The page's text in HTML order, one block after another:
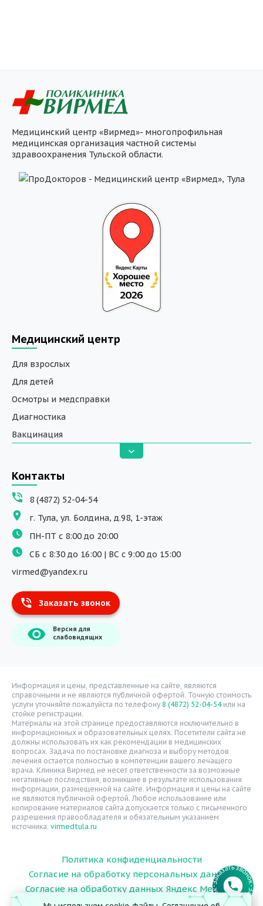
Медицинский центр «Вирмед»- многопрофильная
медицинская организация частной системы
здравоохранения Тульской области.
Медицинский центр
Для взрослых
Для детей
Осмотры и медсправки
Диагностика
Вакцинация
Вызов на дом
ДНК исследования
Программы обучения
Физиотерапия
ДМС
Массаж
Тест на хеликобактер
Информация
О компании
Расписание врачей
Надзорные органы
Статьи
Вопрос-ответ
Видео
Вакансии
Карта сайта
Контакты
Контакты
8 (4872) 52-04-54
г. Тула, ул. Болдина, д.98, 1-этаж
ПН-ПТ с 8:00 до 20:00
СБ с 8:30 до 16:00 | ВС с 9:00 до 15:00
virmed@yandex.ru
Заказать звонок
Версия для
слабовидящих
Информация и цены, представленные на сайте, являются
справочными и не являются публичной офертой. Точную стоимость
услуги уточняйте пожалуйста по телефону 8 (4872) 52-04-54или на
стойке регистрации.
Материалы на этой странице предоставляются исключительно в
информационных и образовательных целях. Посетители сайта не
должны использовать их как рекомендации в медицинских
вопросах. Задача по постановке диагноза и выбору методов
лечения остается полностью в компетенции вашего лечащего
врача. Клиника Вирмед не несет ответственности за возможные
негативные последствия, возникшие в результате использования
информации, размещенной на сайте. Информация и цены на сайте
не являются публичной офертой. Любое использование или
копирование материалов сайта допускается только с письменного
разрешения правообладателя и обязательным указанием
источника: virmedtula.ru
Политика конфиденциальности
Согласие на обработку персональных данных
Согласие на обработку данных Яндекс Метрика